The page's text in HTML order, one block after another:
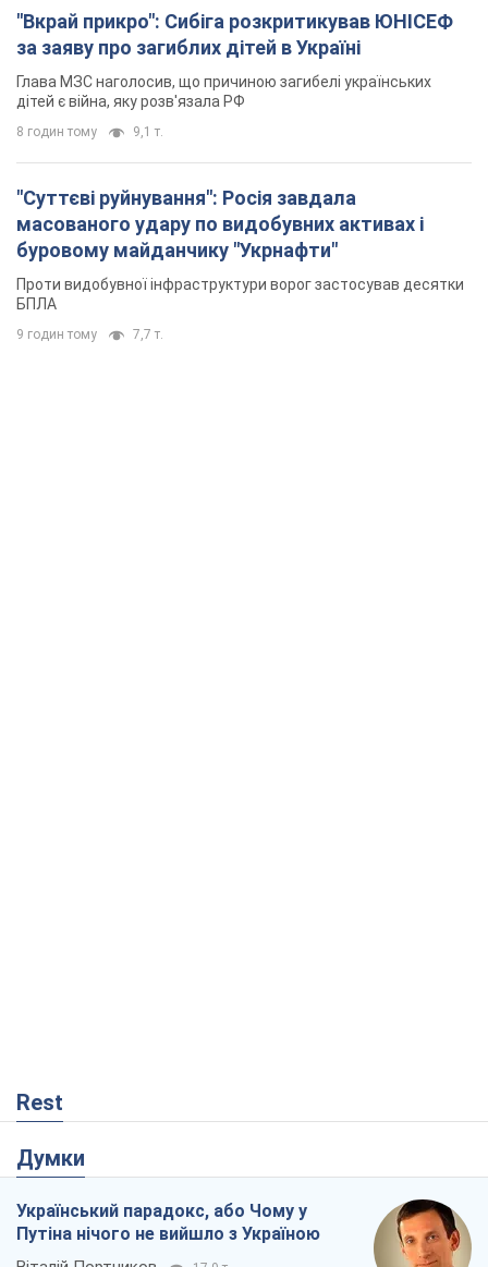
"Вкрай прикро": Сибіга розкритикував ЮНІСЕФ
за заяву про загиблих дітей в Україні
Глава МЗС наголосив, що причиною загибелі українських
дітей є війна, яку розв'язала РФ
8 годин тому 9,1 т.
"Суттєві руйнування": Росія завдала
масованого удару по видобувних активах і
буровому майданчику "Укрнафти"
Проти видобувної інфраструктури ворог застосував десятки
БПЛА
9 годин тому 7,7 т.
Rest
Думки
Український парадокс, або Чому у
Путіна нічого не вийшло з Україною